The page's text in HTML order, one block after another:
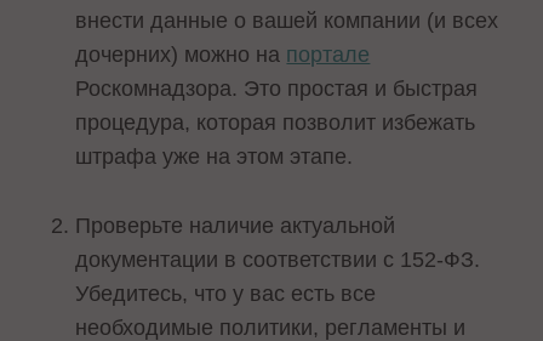
внести данные о вашей компании (и всех
дочерних) можно на портале
Роскомнадзора. Это простая и быстрая
процедура, которая позволит избежать
штрафа уже на этом этапе.
Проверьте наличие актуальной
документации в соответствии с 152-ФЗ.
Убедитесь, что у вас есть все
необходимые политики, регламенты и